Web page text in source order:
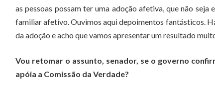
as pessoas possam ter uma adoção afetiva, que não
familiar afetivo. Ouvimos aqui depoimentos fantásticos.
da adoção e acho que vamos apresentar um resultado
Vou retomar o assunto, senador, se o governo
apóia a Comissão da Verdade?